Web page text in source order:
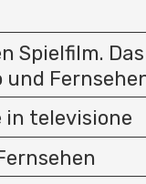
Das
und
in televisione